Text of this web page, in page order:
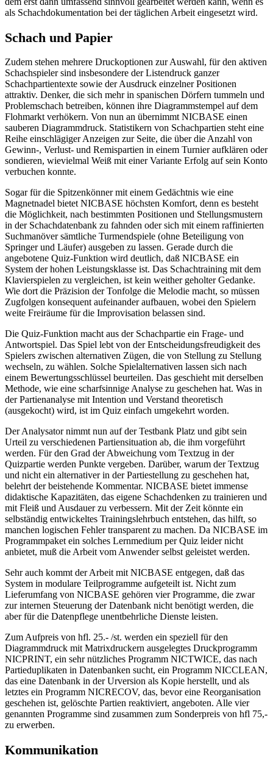
als Schachdokumentation bei der täglichen Arbeit eingesetzt wird.
Schach und Papier
Zudem stehen mehrere Druckoptionen zur Auswahl, für den aktiven
Schachspieler sind insbesondere der Listendruck ganzer
Schachpartientexte sowie der Ausdruck einzelner Positionen
attraktiv. Denker, die sich mehr in spanischen Dörfern tummeln und
Problemschach betreiben, können ihre Diagrammstempel auf dem
Flohmarkt verhökern. Von nun an übernimmt NICBASE einen
sauberen Diagrammdruck. Statistikern von Schachpartien steht eine
Reihe einschlägiger Anzeigen zur Seite, die über die Anzahl von
Gewinn-, Verlust- und Remispartien in einem Turnier aufklären oder
sondieren, wievielmal Weiß mit einer Variante Erfolg auf sein Konto
verbuchen konnte.
Sogar für die Spitzenkönner mit einem Gedächtnis wie eine
Magnetnadel bietet NICBASE höchsten Komfort, denn es besteht
die Möglichkeit, nach bestimmten Positionen und Stellungsmustern
in der Schachdatenbank zu fahnden oder sich mit einem raffinierten
Suchmanöver sämtliche Turmendspiele (ohne Beteiligung von
Springer und Läufer) ausgeben zu lassen. Gerade durch die
angebotene Quiz-Funktion wird deutlich, daß NICBASE ein
System der hohen Leistungsklasse ist. Das Schachtraining mit dem
Klavierspielen zu vergleichen, ist kein weither geholter Gedanke.
Wie dort die Präzision der Tonfolge die Melodie macht, so müssen
Zugfolgen konsequent aufeinander aufbauen, wobei den Spielern
weite Freiräume für die Improvisation belassen sind.
Die Quiz-Funktion macht aus der Schachpartie ein Frage- und
Antwortspiel. Das Spiel lebt von der Entscheidungsfreudigkeit des
Spielers zwischen alternativen Zügen, die von Stellung zu Stellung
wechseln, zu wählen. Solche Spielalternativen lassen sich nach
einem Bewertungsschlüssel beurteilen. Das geschieht mit derselben
Methode, wie eine scharfsinnige Analyse zu geschehen hat. Was in
der Partienanalyse mit Intention und Verstand theoretisch
(ausgekocht) wird, ist im Quiz einfach umgekehrt worden.
Der Analysator nimmt nun auf der Testbank Platz und gibt sein
Urteil zu verschiedenen Partiensituation ab, die ihm vorgeführt
werden. Für den Grad der Abweichung vom Textzug in der
Quizpartie werden Punkte vergeben. Darüber, warum der Textzug
und nicht ein alternativer in der Partiestellung zu geschehen hat,
belehrt der beistehende Kommentar. NICBASE bietet immense
didaktische Kapazitäten, das eigene Schachdenken zu trainieren und
mit Fleiß und Ausdauer zu verbessern. Mit der Zeit könnte ein
selbständig entwickeltes Trainingslehrbuch entstehen, das hilft, so
manchen logischen Fehler transparent zu machen. Da NICBASE im
Programmpaket ein solches Lernmedium per Quiz leider nicht
anbietet, muß die Arbeit vom Anwender selbst geleistet werden.
Sehr auch kommt der Arbeit mit NICBASE entgegen, daß das
System in modulare Teilprogramme aufgeteilt ist. Nicht zum
Lieferumfang von NICBASE gehören vier Programme, die zwar
zur internen Steuerung der Datenbank nicht benötigt werden, die
aber für die Datenpflege unentbehrliche Dienste leisten.
Zum Aufpreis von hfl. 25.- /st. werden ein speziell für den
Diagrammdruck mit Matrixdruckern ausgelegtes Druckprogramm
NICPRINT, ein sehr nützliches Programm NICTWICE, das nach
Partieduplikaten in Datenbanken sucht, ein Programm NICCLEAN,
das eine Datenbank in der Urversion als Kopie herstellt, und als
letztes ein Programm NICRECOV, das, bevor eine Reorganisation
geschehen ist, gelöschte Partien reaktiviert, angeboten. Alle vier
genannten Programme sind zusammen zum Sonderpreis von hfl 75,-
zu erwerben.
Kommunikation